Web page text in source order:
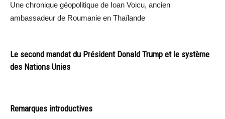
Une chronique géopolitique de Ioan Voicu, ancien
ambassadeur de Roumanie en Thaïlande
Le second mandat du Président Donald Trump et le système
des Nations Unies
Remarques introductives